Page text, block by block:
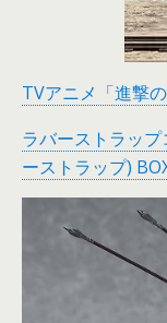
TVアニメ「進撃
ラバーストラッ
ーストラップ)